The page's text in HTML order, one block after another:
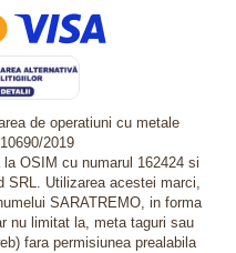
de operatiuni cu metale
2019
OSIM cu numarul 162424 si
SRL. Utilizarea acestei marci,
SARATREMO, in forma
nu limitat la, meta taguri sau
fara permisiunea prealabila